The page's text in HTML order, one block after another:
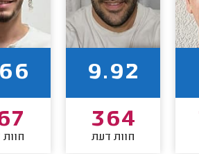
9.92
364
חוות דעת